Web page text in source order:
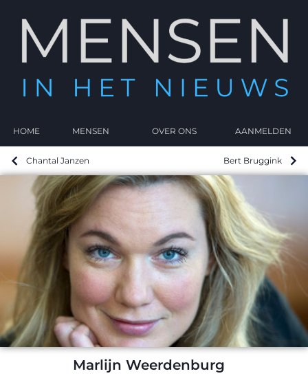
HOME MENSEN OVER ONS AANMELDEN
Chantal Janzen Bert Bruggink
Marlĳn Weerdenburg